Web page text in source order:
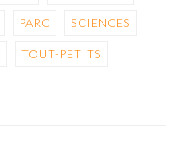
PARC SCIENCES
TOUT-PETITS